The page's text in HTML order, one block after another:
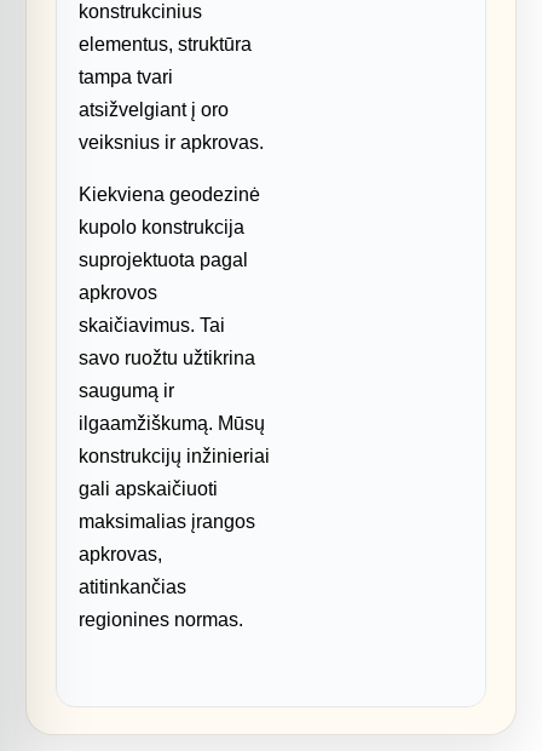
konstrukcinius
elementus, struktūra
tampa tvari
atsižvelgiant į oro
veiksnius ir apkrovas.
Kiekviena geodezinė
kupolo konstrukcija
suprojektuota pagal
apkrovos
skaičiavimus. Tai
savo ruožtu užtikrina
saugumą ir
ilgaamžiškumą. Mūsų
konstrukcijų inžinieriai
gali apskaičiuoti
maksimalias įrangos
apkrovas,
atitinkančias
regionines normas.